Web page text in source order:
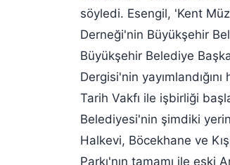
söyledi. Esengil, 'Kent
Derneği'nin Büyükşehir
Büyükşehir Belediye
Dergisi'nin
Tarih Vakfı ile işbirliği
Belediyesi'nin şimdiki
Halkevi, Böcekhane ve
Parkı'nın tamamı ile eski